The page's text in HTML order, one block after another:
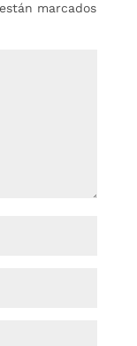
marcados